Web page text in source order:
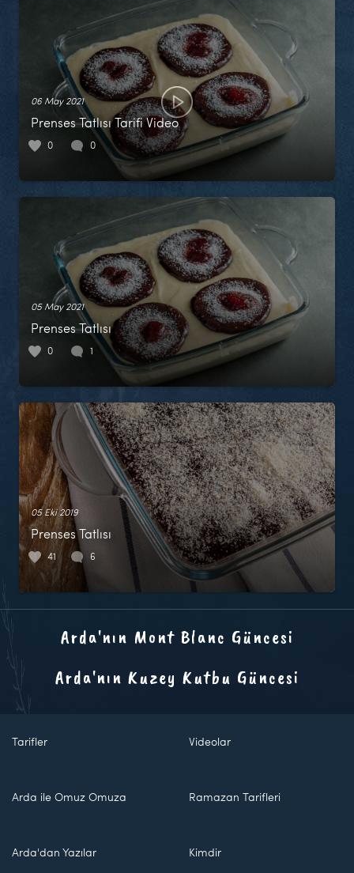
06 May 2021
Prenses Tatlısı Tarifi Video
0 0
05 May 2021
Prenses Tatlısı
0 1
05 Eki 2019
Prenses Tatlısı
41 6
Arda'nın Mont Blanc Güncesi
Arda'nın Kuzey Kutbu Güncesi
Tarifler Videolar
Arda ile Omuz Omuza Ramazan Tarifleri
Arda'dan Yazılar Kimdir